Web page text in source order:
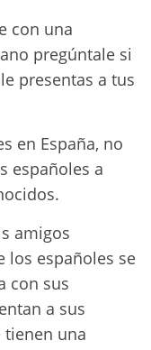
con una
pregúntale si
presentas a tus
en España, no
españoles a
amigos
los españoles se
con sus
a sus
tienen una